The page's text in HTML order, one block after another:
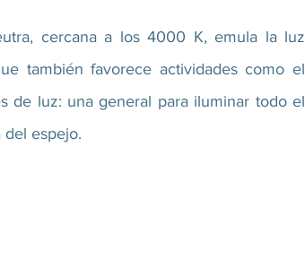
cercana a los 4000 K, emula la luz
también favorece actividades como el
de luz: una general para iluminar todo el
del espejo.